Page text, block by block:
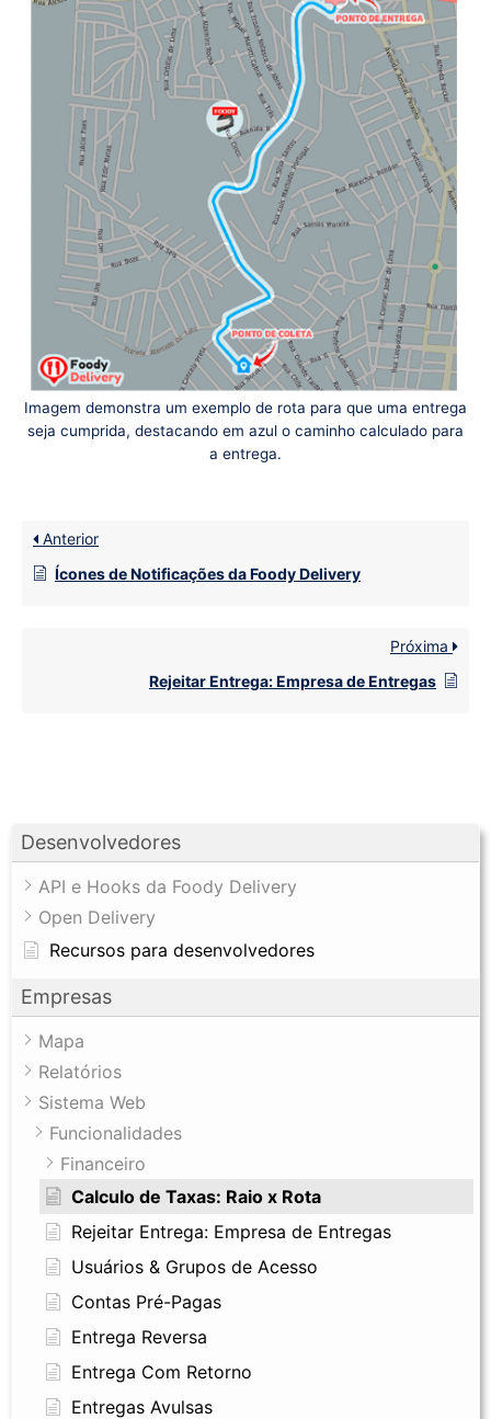
Desenvolvedores
API e Hooks da Foody Delivery
Open Delivery
Recursos para desenvolvedores
Empresas
Mapa
Relatórios
Sistema Web
Funcionalidades
Financeiro
Calculo de Taxas: Raio x Rota
Rejeitar Entrega: Empresa de Entregas
Usuários & Grupos de Acesso
Contas Pré-Pagas
Entrega Reversa
Entrega Com Retorno
Entregas Avulsas
Imagem demonstra um exemplo de rota para que uma entrega
seja cumprida, destacando em azul o caminho calculado para
a entrega.
Anterior
Ícones de Notificações da Foody Delivery
Próxima
Rejeitar Entrega: Empresa de Entregas